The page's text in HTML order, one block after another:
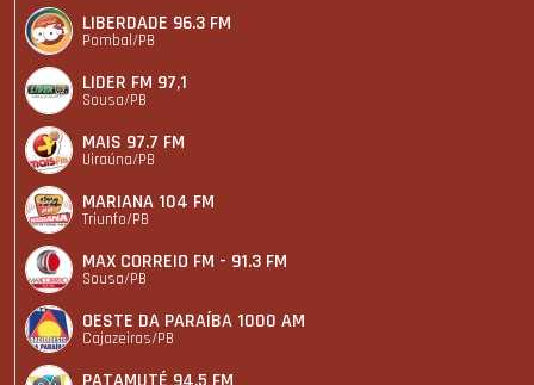
LIBERDADE 96.3 FM
Pombal/PB
LIDER FM 97,1
Sousa/PB
MAIS 97.7 FM
Uiraúna/PB
MARIANA 104 FM
Triunfo/PB
MAX CORREIO FM - 91.3 FM
Sousa/PB
OESTE DA PARAÍBA 1000 AM
Cajazeiras/PB